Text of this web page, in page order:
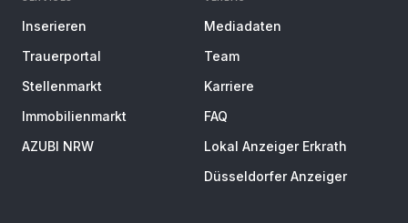
Inserieren
Trauerportal
Stellenmarkt
Immobilienmarkt
AZUBI NRW
Mediadaten
Team
Karriere
FAQ
Lokal Anzeiger Erkrath
Düsseldorfer Anzeiger